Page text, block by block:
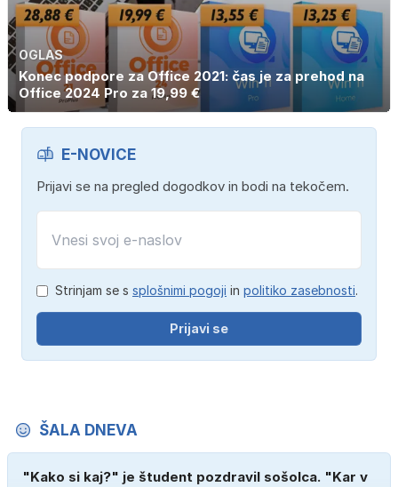
OGLAS
Konec podpore za Office 2021: čas je za prehod na
Office 2024 Pro za 19,99 €
E-NOVICE
Prijavi se na pregled dogodkov in bodi na tekočem.
Strinjam se s splošnimi pogoji in politiko zasebnosti.
Prijavi se
ŠALA DNEVA
"Kako si kaj?" je študent pozdravil sošolca. "Kar v